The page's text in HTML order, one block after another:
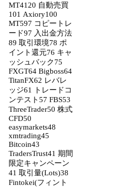
MT4120 自動売買
101 Axiory100
MT597 コピートレ
ード97 入出金方法
89 取引環境78 ポ
イント還元76 キャ
ッシュバック75
FXGT64 Bigboss64
TitanFX62 レバレ
ッジ61
トレードコ
ンテスト57 FBS53
ThreeTrader50 株式
CFD50
easymarkets48
xmtrading45
Bitcoin43
TradersTrust41 期間
限定キャンペーン
41 取引量(Lots)38
Fintokei(フィント